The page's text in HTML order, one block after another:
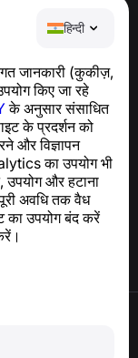
हिन्दी
जानकारी (कुकीज़,
किए जा रहे
के अनुसार संसाधित
के प्रदर्शन को
और विज्ञापन
का उपयोग भी
और हटाना
अवधि तक वैध
का उपयोग बंद करें
और अवांछित संदेशों